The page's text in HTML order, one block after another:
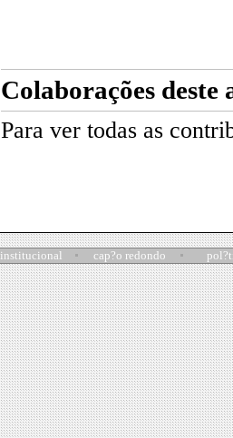
Colaborações deste
Para ver todas as
institucional cap?o redondo